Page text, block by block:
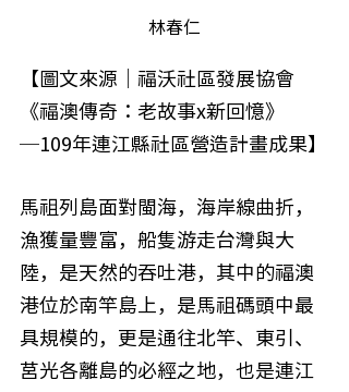
林春仁
【圖文來源｜福沃社區發展協會
《福澳傳奇：老故事x新回憶》
─109年連江縣社區營造計畫成果】
馬祖列島面對閩海，海岸線曲折，
漁獲量豐富，船隻游走台灣與大
陸，是天然的吞吐港，其中的福澳
港位於南竿島上，是馬祖碼頭中最
具規模的，更是通往北竿、東引、
莒光各離島的必經之地，也是連江